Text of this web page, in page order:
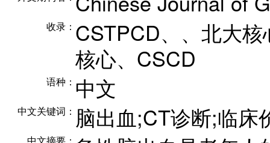
收录： CSTPCD、、北大
核心、CSCD
语种： 中文
中文关键词： 脑出血;CT诊断;临床